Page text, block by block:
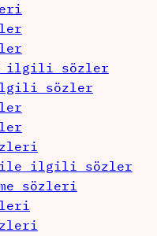
ilgili sözler
sözler
ile ilgili sözler
sözleri